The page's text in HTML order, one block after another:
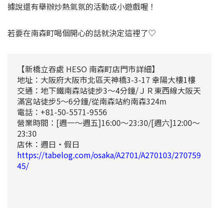
據說還有舉辦炒熱氣氛的活動或小遊戲喔！
若要在南森町喝個開心的話就決定這裡了♡
【新橋立吞處 HESO 南森町店門市詳細】
地址：大阪府大阪市北區天神橋3-3-17 幸陽大樓1樓
交通：地下鐵南森站徒步3～4分鐘/ＪＲ東西線大阪天
滿宮站徒步5～6分鐘/從南森站約南森324m
電話：+81-50-5571-9556
營業時間：[週一～週五]16:00～23:30/[週六]12:00～
23:30
店休：週日・假日
https://tabelog.com/osaka/A2701/A270103/270759
45/